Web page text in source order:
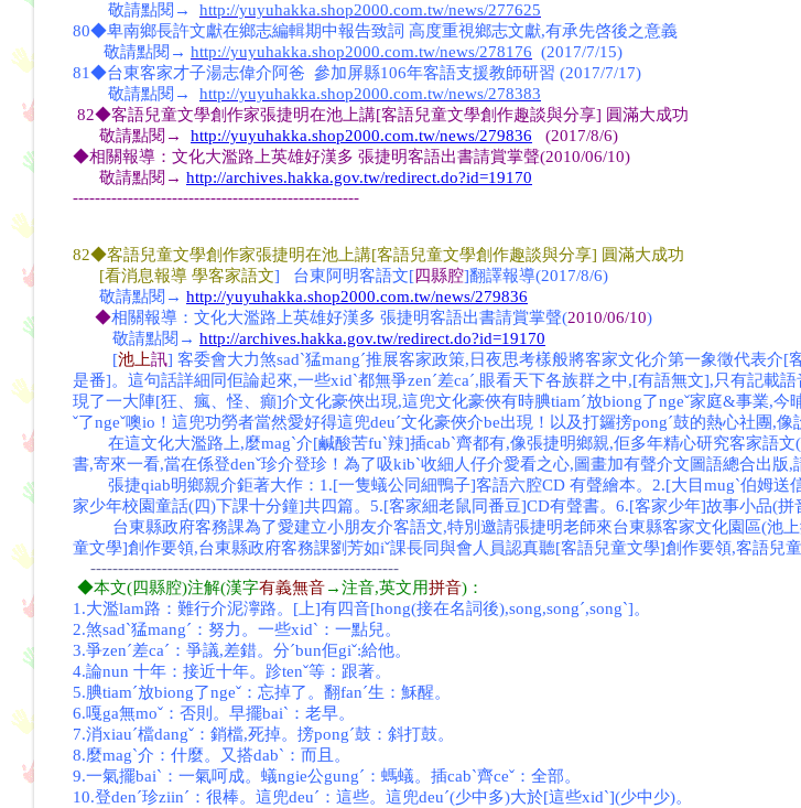
敬請點閱→ http://yuyuhakka.shop2000.com.tw/news/277625
80◆卑南鄉長許文獻在鄉志編輯期中報告致詞 高度重視鄉志文獻,有承先啓後之意義
敬請點閱→ http://yuyuhakka.shop2000.com.tw/news/278176 (2017/7/15)
81◆台東客家才子湯志偉介阿爸 參加屏縣106年客語支援教師研習 (2017/7/17)
敬請點閱→ http://yuyuhakka.shop2000.com.tw/news/278383
82◆客語兒童文學創作家張捷明在池上講[客語兒童文學創作趣談與分享] 圓滿大成功
敬請點閱→ http://yuyuhakka.shop2000.com.tw/news/279836 (2017/8/6)
◆相關報導：文化大濫路上英雄好漢多 張捷明客語出書請賞掌聲(2010/06/10)
敬請點閱→ http://archives.hakka.gov.tw/redirect.do?id=19170
----------------------------------------------------
82◆客語兒童文學創作家張捷明在池上講[客語兒童文學創作趣談與分享] 圓滿大成功
[看消息報導 學客家語文] 台東阿明客語文[四縣腔]翻譯報導(2017/8/6)
敬請點閱→ http://yuyuhakka.shop2000.com.tw/news/279836
◆相關報導：文化大濫路上英雄好漢多 張捷明客語出書請賞掌聲(2010/06/10)
敬請點閱→ http://archives.hakka.gov.tw/redirect.do?id=19170
[池上訊] 客委會大力煞sadˋ猛mangˊ推展客家政策,日夜思考樣般將客家文化介第一象徵代表
是番]。這句話詳細同佢論起來,一些xidˋ都無爭zenˊ差caˊ,眼看天下各族群之中,[有語無文],只有記載
現了一大陣[狂、瘋、怪、癲]介文化豪俠出現,這兜文化豪俠有時腆tiamˊ放biong了ngeˇ家庭&事業,
ˇ了ngeˇ噢io！這兜功勞者當然愛好得這兜deuˊ文化豪俠介be出現！以及打鑼搒pongˊ鼓的熱心社團,
在這文化大濫路上,麼magˋ介[鹹酸苦fuˋ辣]插cabˋ齊都有,像張捷明鄉親,佢多年精心研究客家語文
書,寄來一看,當在係登denˇ珍介登珍！為了吸kibˋ收細人仔介愛看之心,圖畫加有聲介文圖語總合出
張捷qiab明鄉親介鉅著大作：1.[一隻蟻公同細鴨子]客語六腔CD 有聲繪本。2.[大目mugˋ伯姆送
家少年校園童話(四)下課十分鐘]共四篇。5.[客家細老鼠同番豆]CD有聲書。6.[客家少年]故事小品(拼
台東縣政府客務課為了愛建立小朋友介客語文,特別邀請張捷明老師來台東縣客家文化園區(池
童文學]創作要領,台東縣政府客務課劉芳如iˇ課長同與會人員認真聽[客語兒童文學]創作要領,客語
--------------------------------------------------------
◆本文(四縣腔)注解(漢字有義無音→注音,英文用拼音)：
1.大濫lam路：難行介泥濘路。[上]有四音[hong(接在名詞後),song,songˊ,songˋ]。
2.煞sadˋ猛mangˊ：努力。一些xidˋ：一點兒。
3.爭zenˊ差caˊ：爭議,差錯。分ˊbun佢giˇ:給他。
4.論nun 十年：接近十年。跈tenˇ等：跟著。
5.腆tiamˊ放biong了ngeˇ：忘掉了。翻fanˊ生：穌醒。
6.嘎ga無moˇ：否則。早擺baiˋ：老早。
7.消xiauˊ檔dangˇ：銷檔,死掉。搒pongˊ鼓：斜打鼓。
8.麼magˋ介：什麼。又搭dabˋ：而且。
9.一氣擺baiˋ：一氣呵成。蟻ngie公gungˊ：螞蟻。插cabˋ齊ceˇ：全部。
10.登denˊ珍ziinˊ：很棒。這兜deuˊ：這些。這兜deuˊ(少中多)大於[這些xidˋ](少中少)。